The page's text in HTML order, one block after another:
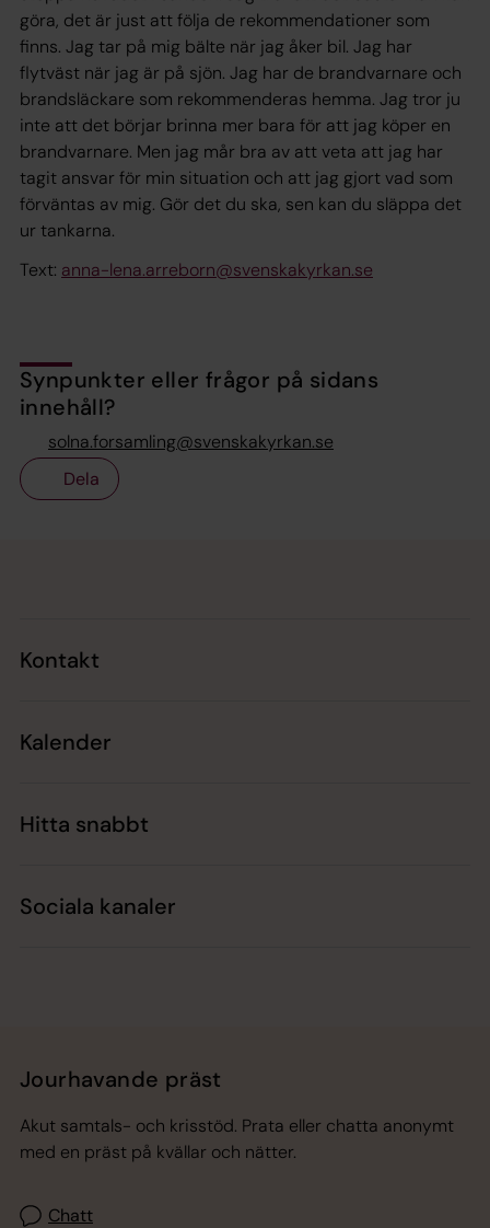
göra, det är just att följa de rekommendationer som
finns. Jag tar på mig bälte när jag åker bil. Jag har
flytväst när jag är på sjön. Jag har de brandvarnare och
brandsläckare som rekommenderas hemma. Jag tror ju
inte att det börjar brinna mer bara för att jag köper en
brandvarnare. Men jag mår bra av att veta att jag har
tagit ansvar för min situation och att jag gjort vad som
förväntas av mig. Gör det du ska, sen kan du släppa det
ur tankarna.
Text: anna-lena.arreborn@svenskakyrkan.se
Synpunkter eller frågor på sidans
innehåll?
solna.forsamling@svenskakyrkan.se
Dela
Kontakt
Kalender
Hitta snabbt
Sociala kanaler
Jourhavande präst
Akut samtals- och krisstöd. Prata eller chatta anonymt
med en präst på kvällar och nätter.
Chatt